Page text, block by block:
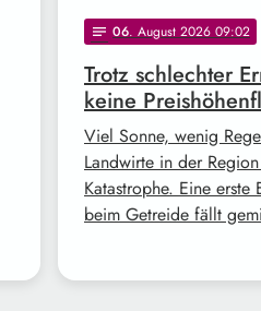
notes 06. August 2026 09:02
Trotz schlechter
keine
Viel Sonne, wenig
Landwirte in der
Katastrophe. Eine erste
beim Getreide fällt